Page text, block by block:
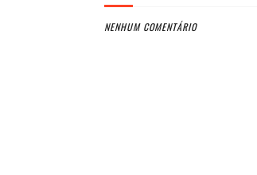
NENHUM COMENTÁRIO